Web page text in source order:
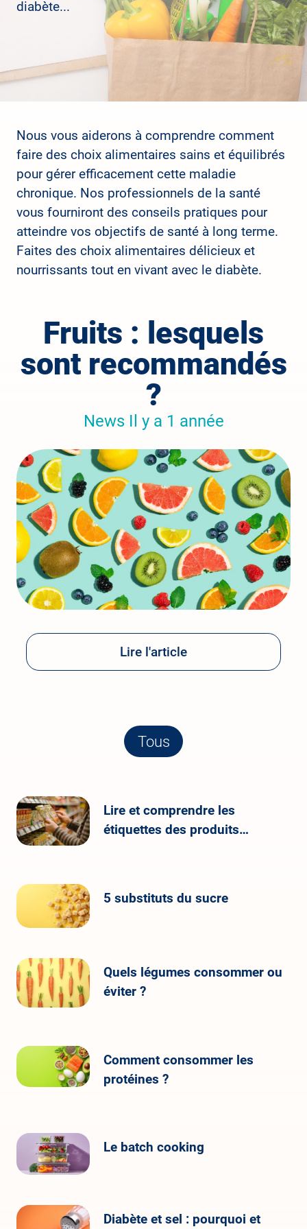
diabète...
Nous vous aiderons à comprendre comment
faire des choix alimentaires sains et équilibrés
pour gérer efficacement cette maladie
chronique. Nos professionnels de la santé
vous fourniront des conseils pratiques pour
atteindre vos objectifs de santé à long terme.
Faites des choix alimentaires délicieux et
nourrissants tout en vivant avec le diabète.
Fruits : lesquels
sont recommandés
?
News Il y a 1 année
Lire l'article
Tous
Lire et comprendre les
étiquettes des produits
5 substituts du sucre
Quels légumes consommer ou
éviter ?
Comment consommer les
protéines ?
Le batch cooking
Diabète et sel : pourquoi et